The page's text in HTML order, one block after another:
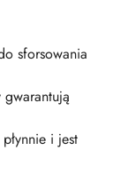
sforsowania
gwarantują
i jest